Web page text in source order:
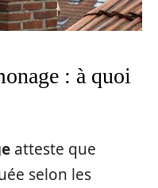
: à quoi
atteste que
selon les